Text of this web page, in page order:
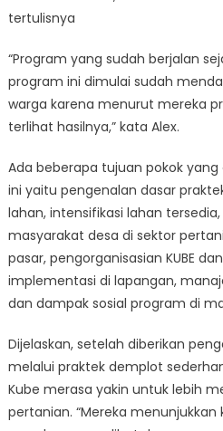
tertulisnya
“Program yang sudah berjalan
program ini dimulai sudah
warga karena menurut mereka
terlihat hasilnya,” kata Alex.
Ada beberapa tujuan pokok
ini yaitu pengenalan dasar
lahan, intensifikasi lahan
masyarakat desa di sektor
pasar, pengorganisasian KUBE
implementasi di lapangan,
dan dampak sosial program di
Dijelaskan, setelah diberikan
melalui praktek demplot
Kube merasa yakin untuk lebih
pertanian. “Mereka